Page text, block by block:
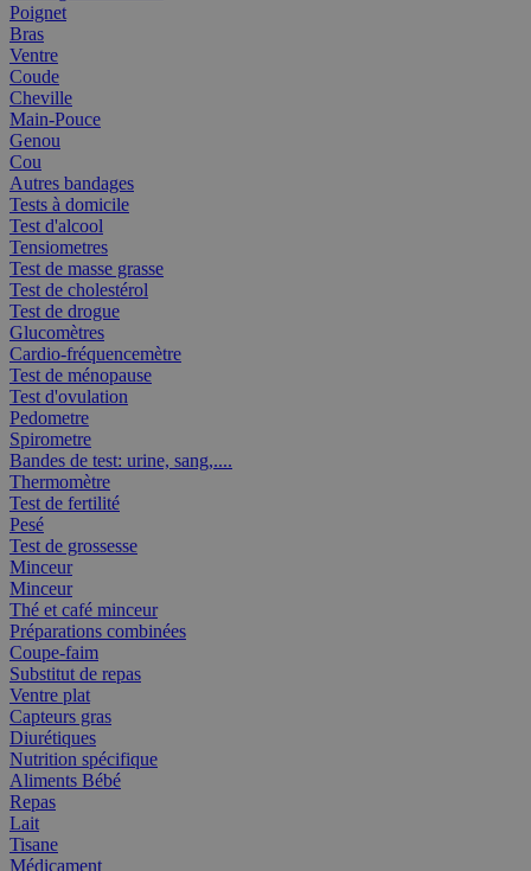
Poignet
Bras
Ventre
Coude
Cheville
Main-Pouce
Genou
Cou
Autres bandages
Tests à domicile
Test d'alcool
Tensiometres
Test de masse grasse
Test de cholestérol
Test de drogue
Glucomètres
Cardio-fréquencemètre
Test de ménopause
Test d'ovulation
Pedometre
Spirometre
Bandes de test: urine, sang,....
Thermomètre
Test de fertilité
Pesé
Test de grossesse
Minceur
Minceur
Thé et café minceur
Préparations combinées
Coupe-faim
Substitut de repas
Ventre plat
Capteurs gras
Diurétiques
Nutrition spécifique
Aliments Bébé
Repas
Lait
Tisane
Médicament